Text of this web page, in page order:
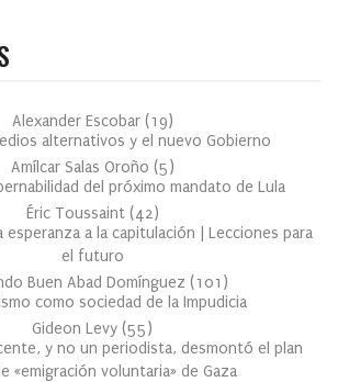
Alexander Escobar (19)
alternativos y el nuevo Gobierno
Amílcar Salas Oroño (5)
del próximo mandato de Lula
Éric Toussaint (42)
esperanza a la capitulación | Lecciones para
el futuro
Buen Abad Domínguez (101 )
como sociedad de la Impudicia
Gideon Levy (55)
y no un periodista, desmontó el plan
«emigración voluntaria» de Gaza